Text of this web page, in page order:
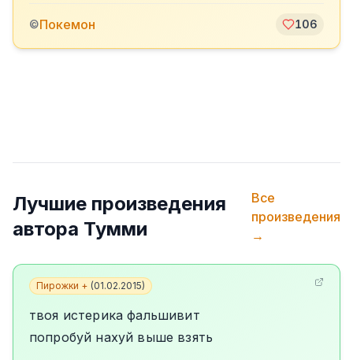
©Покемон 106
Лучшие произведения
автора Тумми
Все
произведения
→
Пирожки + (01.02.2015)
твоя истерика фальшивит
попробуй нахуй выше взять